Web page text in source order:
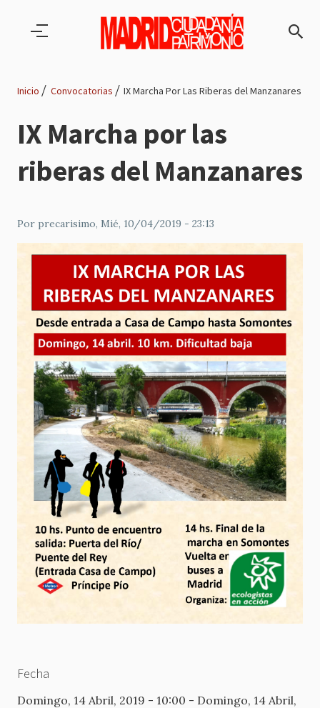
Ruta
de
navegación
Inicio Convocatorias IX Marcha Por Las Riberas del Manzanares
IX Marcha por las
riberas del Manzanares
Por precarisimo, Mié, 10/04/2019 - 23:13
Fecha
Domingo, 14 Abril, 2019 - 10:00 - Domingo, 14 Abril,